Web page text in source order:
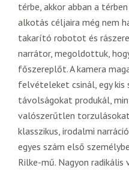
térbe, akkor abban a
alkotás céljaira még nem
takarító robotot és
narrátor, megoldottuk,
főszereplőt. A kamera
felvételeket csinál, egy kis
távolságokat produkál,
valószerűtlen
klasszikus, irodalmi
egyes szám első
Rilke-mű. Nagyon